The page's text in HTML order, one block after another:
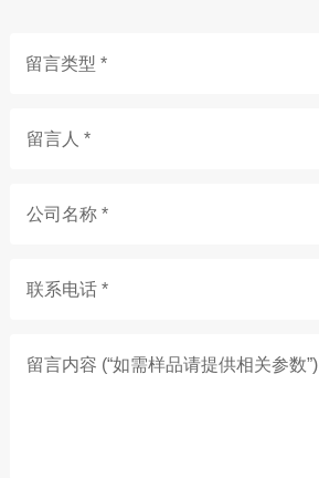
留言人 *
公司名称 *
联系电话 *
留言内容 (“如需样品请提供相关参数”)